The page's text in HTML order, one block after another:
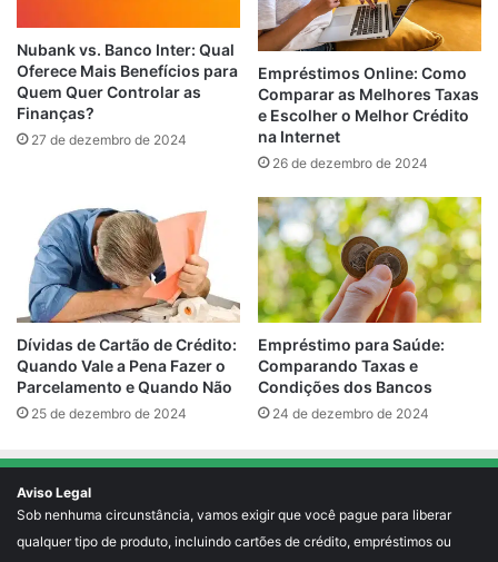
Nubank vs. Banco Inter: Qual
Oferece Mais Benefícios para
Quem Quer Controlar as
Finanças?
27 de dezembro de 2024
Empréstimos Online: Como
Comparar as Melhores Taxas
e Escolher o Melhor Crédito
na Internet
26 de dezembro de 2024
Dívidas de Cartão de Crédito:
Quando Vale a Pena Fazer o
Parcelamento e Quando Não
25 de dezembro de 2024
Empréstimo para Saúde:
Comparando Taxas e
Condições dos Bancos
24 de dezembro de 2024
Aviso Legal
Sob nenhuma circunstância, vamos exigir que você pague para liberar
qualquer tipo de produto, incluindo cartões de crédito, empréstimos ou